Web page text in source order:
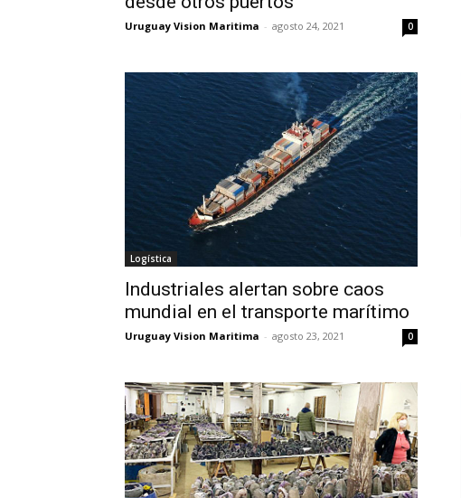
Uruguay Vision Maritima - agosto 24, 2021 0
Logística
Industriales alertan sobre caos
mundial en el transporte marítimo
Uruguay Vision Maritima - agosto 23, 2021 0